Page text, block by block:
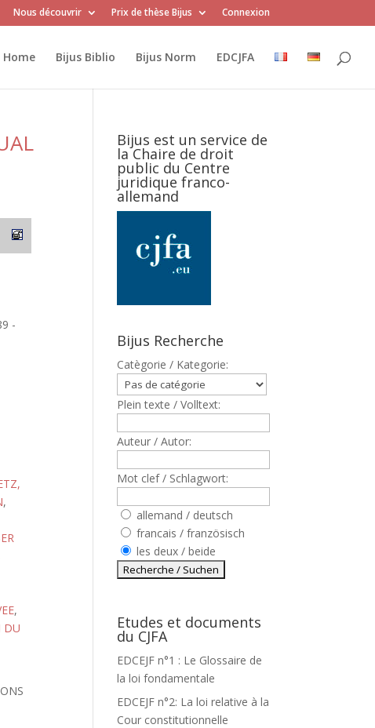
Nous découvrir Prix de thèse Bijus Connexion
Home Bijus Biblio Bijus Norm EDCJFA
-
,
,
DU
Bijus est un service de
la Chaire de droit
public du Centre
juridique franco-
allemand
Bijus Recherche
Catègorie / Kategorie:
Plein texte / Volltext:
Auteur / Autor:
Mot clef / Schlagwort:
allemand / deutsch
francais / französisch
les deux / beide
Etudes et documents
du CJFA
EDCEJF n°1 : Le Glossaire de
la loi fondamentale
EDCEJF n°2: La loi relative à la
Cour constitutionnelle